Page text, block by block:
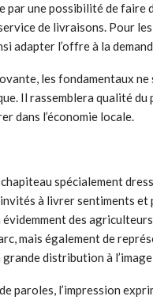
une possibilité de faire
de livraisons. Pour
adapter l’offre à la
les fondamentaux ne
Il rassemblera qualité
dans l’économie locale.
spécialement
à livrer sentiments
des
mais également de
distribution à
paroles, l’impression